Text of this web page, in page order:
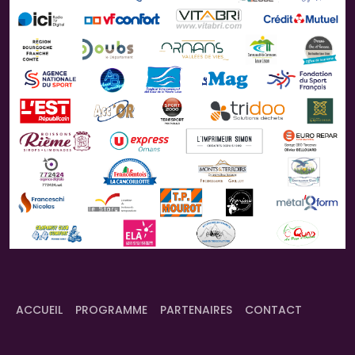
ACCUEIL PROGRAMME PARTENAIRES CONTACT